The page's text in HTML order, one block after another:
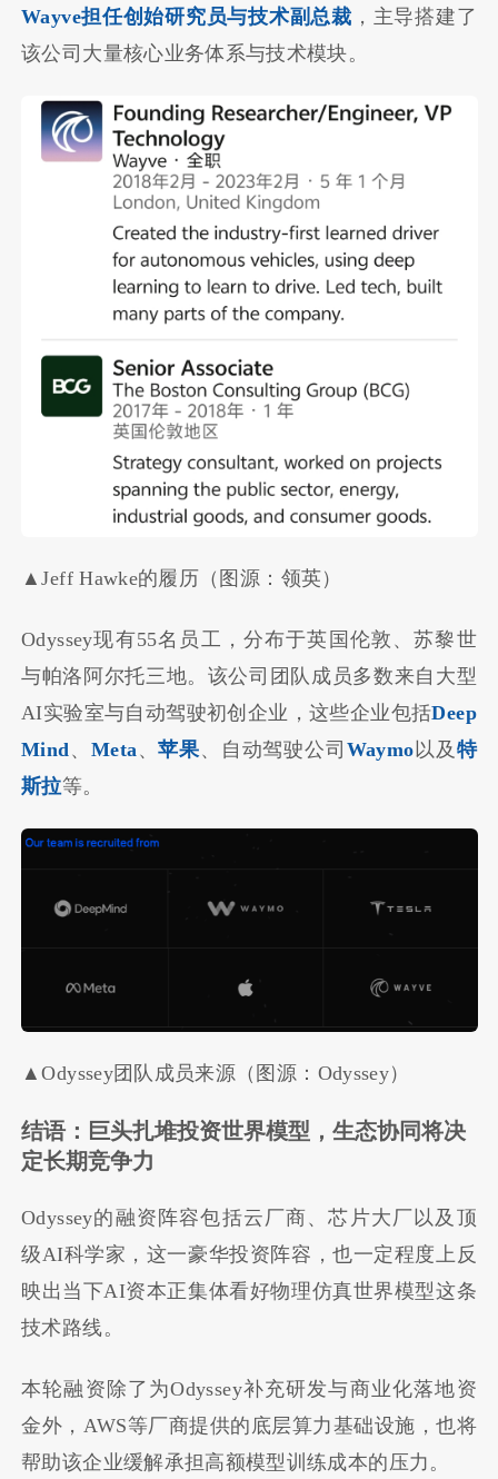
Wayve担任创始研究员与技术副总裁 ，主导搭建了
该公司大量核心业务体系与技术模块。
▲Jeff Hawke的履历（图源：领英）
Odyssey现有55名员工，分布于英国伦敦、苏黎世
与帕洛阿尔托三地。该公司团队成员多数来自大型
AI实验室与自动驾驶初创企业，这些企业包括Deep
Mind 、 Meta 、苹果、自动驾驶公司 Waymo 以及 特
斯拉等。
▲Odyssey团队成员来源（图源：Odyssey）
结语：巨头扎堆投资世界模型，生态协同将决
定长期竞争力
Odyssey的融资阵容包括云厂商、芯片大厂以及顶
级AI科学家，这一豪华投资阵容，也一定程度上反
映出当下AI资本正集体看好物理仿真世界模型这条
技术路线。
本轮融资除了为Odyssey补充研发与商业化落地资
金外，AWS等厂商提供的底层算力基础设施，也将
帮助该企业缓解承担高额模型训练成本的压力。